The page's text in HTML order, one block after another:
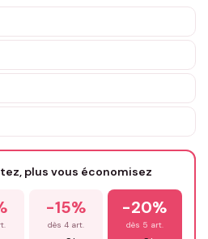
de 3 à 10€ selon la demande
plus vous économisez
-15%
dès 4 art.
-20%
dès 5 art.